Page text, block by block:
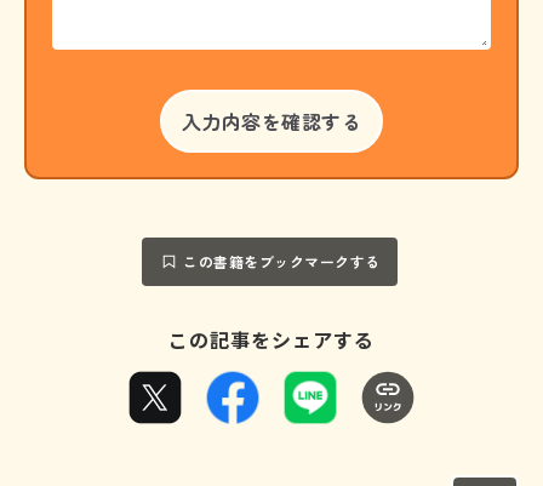
この書籍をブックマークする
この記事をシェアする